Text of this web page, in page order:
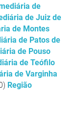
de
de Juiz de
de Montes
de Patos de
de Pouso
de Teófilo
de Varginha
Região